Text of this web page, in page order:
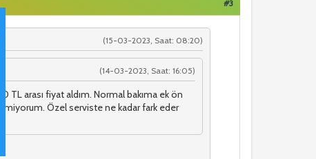
#3
(15-03-2023, Saat: 08:20)
(14-03-2023, Saat: 16:05)
arası fiyat aldım. Normal bakıma ek ön
Özel serviste ne kadar fark eder